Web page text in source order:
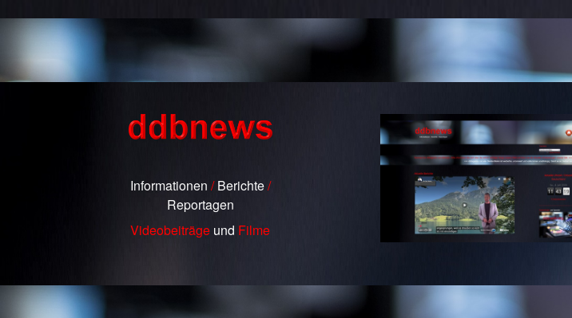
Informationen /Berichte/
Reportagen
Videobeiträge und Filme